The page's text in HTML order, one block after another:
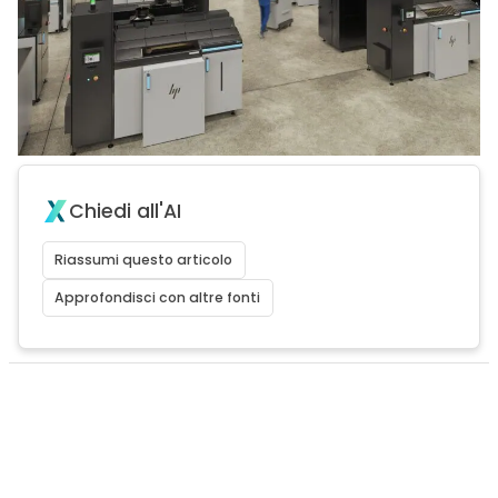
Chiedi all'AI
Riassumi questo articolo
Approfondisci con altre fonti